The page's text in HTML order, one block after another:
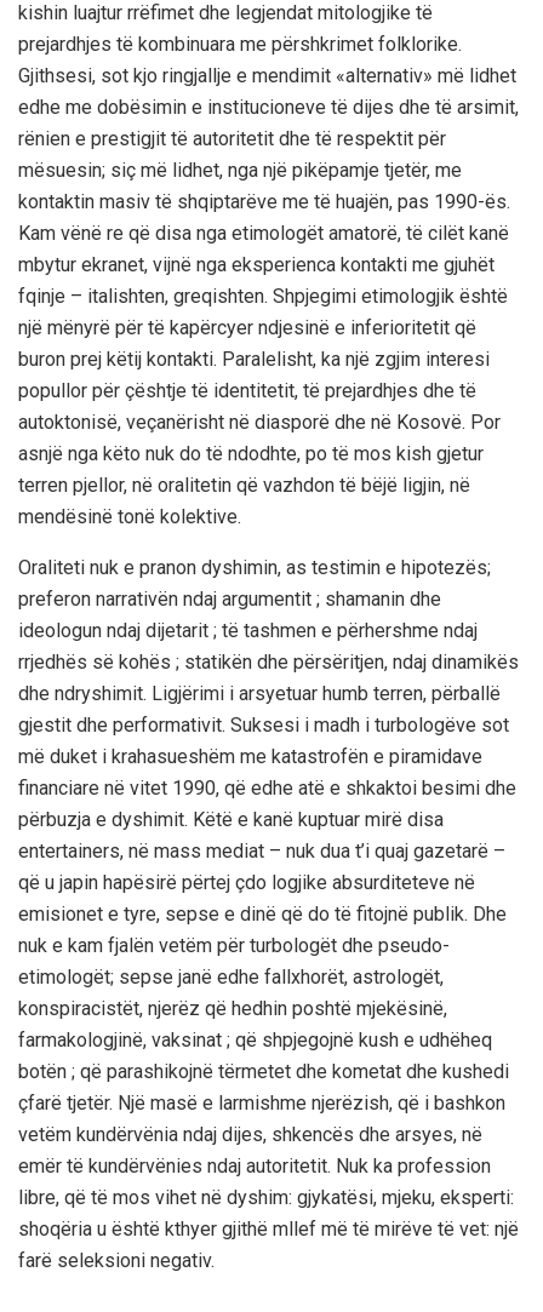
kishin luajtur rrëfimet dhe legjendat mitologjike të
prejardhjes të kombinuara me përshkrimet folklorike.
Gjithsesi, sot kjo ringjallje e mendimit «alternativ» më lidhet
edhe me dobësimin e institucioneve të dijes dhe të arsimit,
rënien e prestigjit të autoritetit dhe të respektit për
mësuesin; siç më lidhet, nga një pikëpamje tjetër, me
kontaktin masiv të shqiptarëve me të huajën, pas 1990-ës.
Kam vënë re që disa nga etimologët amatorë, të cilët kanë
mbytur ekranet, vijnë nga eksperienca kontakti me gjuhët
fqinje – italishten, greqishten. Shpjegimi etimologjik është
një mënyrë për të kapërcyer ndjesinë e inferioritetit që
buron prej këtij kontakti. Paralelisht, ka një zgjim interesi
popullor për çështje të identitetit, të prejardhjes dhe të
autoktonisë, veçanërisht në diasporë dhe në Kosovë. Por
asnjë nga këto nuk do të ndodhte, po të mos kish gjetur
terren pjellor, në oralitetin që vazhdon të bëjë ligjin, në
mendësinë tonë kolektive.
Oraliteti nuk e pranon dyshimin, as testimin e hipotezës;
preferon narrativën ndaj argumentit ; shamanin dhe
ideologun ndaj dijetarit ; të tashmen e përhershme ndaj
rrjedhës së kohës ; statikën dhe përsëritjen, ndaj dinamikës
dhe ndryshimit. Ligjërimi i arsyetuar humb terren, përballë
gjestit dhe performativit. Suksesi i madh i turbologëve sot
më duket i krahasueshëm me katastrofën e piramidave
financiare në vitet 1990, që edhe atë e shkaktoi besimi dhe
përbuzja e dyshimit. Këtë e kanë kuptuar mirë disa
entertainers, në mass mediat – nuk dua t’i quaj gazetarë –
që u japin hapësirë përtej çdo logjike absurditeteve në
emisionet e tyre, sepse e dinë që do të fitojnë publik. Dhe
nuk e kam fjalën vetëm për turbologët dhe pseudo-
etimologët; sepse janë edhe fallxhorët, astrologët,
konspiracistët, njerëz që hedhin poshtë mjekësinë,
farmakologjinë, vaksinat ; që shpjegojnë kush e udhëheq
botën ; që parashikojnë tërmetet dhe kometat dhe kushedi
çfarë tjetër. Një masë e larmishme njerëzish, që i bashkon
vetëm kundërvënia ndaj dijes, shkencës dhe arsyes, në
emër të kundërvënies ndaj autoritetit. Nuk ka profession
libre, që të mos vihet në dyshim: gjykatësi, mjeku, eksperti:
shoqëria u është kthyer gjithë mllef më të mirëve të vet: një
farë seleksioni negativ.